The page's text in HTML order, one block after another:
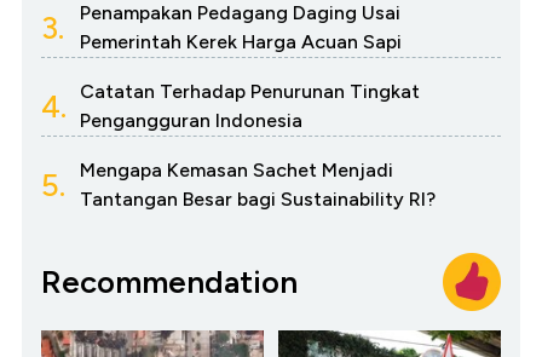
3.
Penampakan Pedagang Daging Usai
Pemerintah Kerek Harga Acuan Sapi
4.
Catatan Terhadap Penurunan Tingkat
Pengangguran Indonesia
5.
Mengapa Kemasan Sachet Menjadi
Tantangan Besar bagi Sustainability RI?
Recommendation